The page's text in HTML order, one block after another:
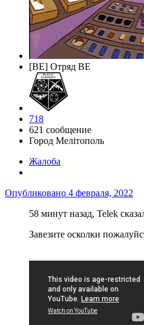
[BE] Отряд BE
718
621 сообщение
Город Мелітополь
Жалоба
Опубликовано 4 февраля, 2022
58 минут назад, Telek
Завезите осколки